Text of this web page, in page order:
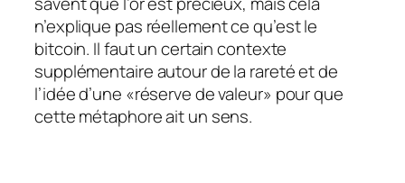
n’explique pas réellement ce qu’est le
bitcoin. Il faut un certain contexte
supplémentaire autour de la rareté et de
l’idée d’une «réserve de valeur» pour que
cette métaphore ait un sens.